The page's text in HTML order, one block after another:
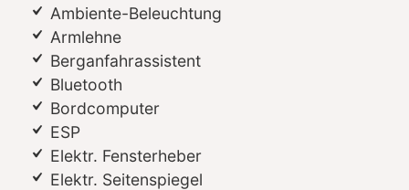
Ambiente-Beleuchtung
Armlehne
Berganfahrassistent
Bluetooth
Bordcomputer
ESP
Elektr. Fensterheber
Elektr. Seitenspiegel